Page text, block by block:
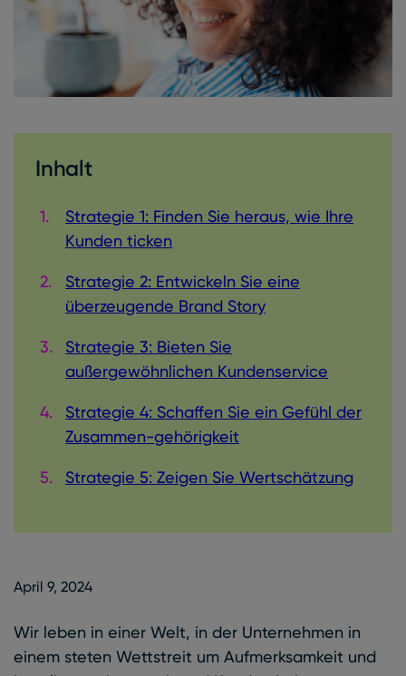
Inhalt
Strategie 1: Finden Sie heraus, wie Ihre
Kunden ticken
Strategie 2: Entwickeln Sie eine
überzeugende Brand Story
Strategie 3: Bieten Sie
außergewöhnlichen Kundenservice
Strategie 4: Schaffen Sie ein Gefühl der
Zusammen-gehörigkeit
Strategie 5: Zeigen Sie Wertschätzung
April 9, 2024
Wir leben in einer Welt, in der Unternehmen in
einem steten Wettstreit um Aufmerksamkeit und